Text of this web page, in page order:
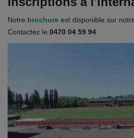
Documents
Services
Contacts
Notre brochure est disponible sur
Contactez le 0470 04 59 94